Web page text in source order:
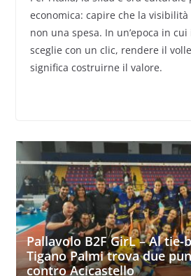
economica: capire che la
non una spesa. In un’epoca in
sceglie con un clic, rendere il
significa costruirne il valore.
Pallavolo B2F GirL – Al tie-
Tigano Palmi trova due
contro Acicastello